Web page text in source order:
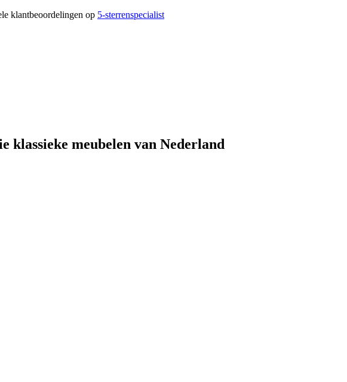
klantbeoordelingen op 5-sterrenspecialist
klassieke meubelen van Nederland